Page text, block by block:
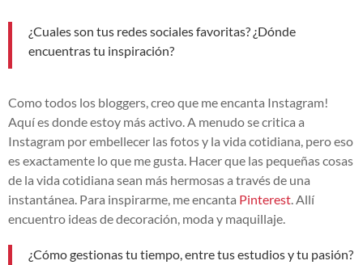
¿Cuales son tus redes sociales favoritas? ¿Dónde
encuentras tu inspiración?
Como todos los bloggers, creo que me encanta Instagram!
Aquí es donde estoy más activo. A menudo se critica a
Instagram por embellecer las fotos y la vida cotidiana, pero eso
es exactamente lo que me gusta. Hacer que las pequeñas cosas
de la vida cotidiana sean más hermosas a través de una
instantánea. Para inspirarme, me encanta Pinterest . Allí
encuentro ideas de decoración, moda y maquillaje.
¿Cómo gestionas tu tiempo, entre tus estudios y tu pasión?